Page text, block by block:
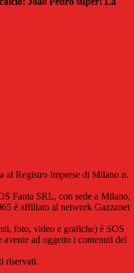
al Registro Imprese di Milano n.
Fanta SRL, con sede a Milano,
è affiliato al network Gazzanet
foto, video e grafiche) è SOS
ad oggetto i contenuti del
riservati.